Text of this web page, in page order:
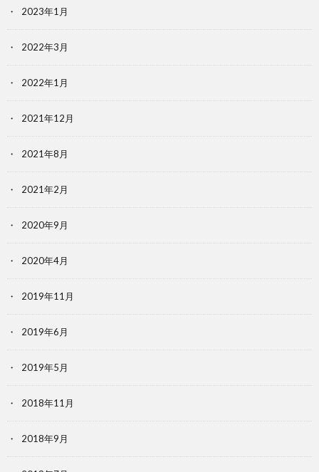
2023年1月
2022年3月
2022年1月
2021年12月
2021年8月
2021年2月
2020年9月
2020年4月
2019年11月
2019年6月
2019年5月
2018年11月
2018年9月